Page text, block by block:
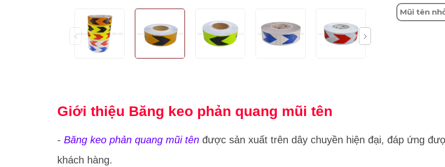
Mũi tên
Giới thiệu Băng keo phản quang mũi tên
-Băng keo phản quang mũi tên được sản xuất trên dây chuyền hiện đại, đáp ứng
khách hàng.